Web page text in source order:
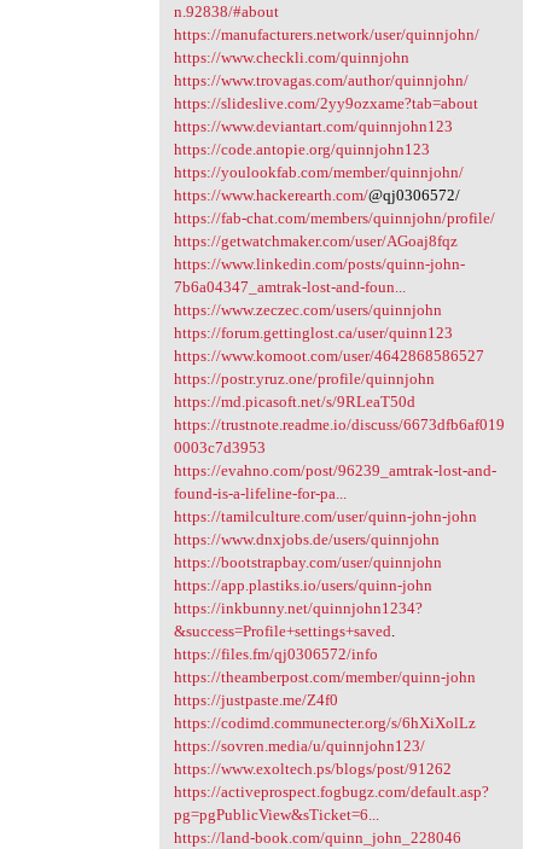
n.92838/#about
https://manufacturers.network/user/quinnjohn/
https://www.checkli.com/quinnjohn
https://www.trovagas.com/author/quinnjohn/
https://slideslive.com/2yy9ozxame?tab=about
https://www.deviantart.com/quinnjohn123
https://code.antopie.org/quinnjohn123
https://youlookfab.com/member/quinnjohn/
https://www.hackerearth.com/@qj0306572/
https://fab-chat.com/members/quinnjohn/profile/
https://getwatchmaker.com/user/AGoaj8fqz
https://www.linkedin.com/posts/quinn-john-
7b6a04347_amtrak-lost-and-foun...
https://www.zeczec.com/users/quinnjohn
https://forum.gettinglost.ca/user/quinn123
https://www.komoot.com/user/4642868586527
https://postr.yruz.one/profile/quinnjohn
https://md.picasoft.net/s/9RLeaT50d
https://trustnote.readme.io/discuss/6673dfb6af019
0003c7d3953
https://evahno.com/post/96239_amtrak-lost-and-
found-is-a-lifeline-for-pa...
https://tamilculture.com/user/quinn-john-john
https://www.dnxjobs.de/users/quinnjohn
https://bootstrapbay.com/user/quinnjohn
https://app.plastiks.io/users/quinn-john
https://inkbunny.net/quinnjohn1234?
&success=Profile+settings+saved
https://files.fm/qj0306572/info
https://theamberpost.com/member/quinn-john
https://justpaste.me/Z4f0
https://codimd.communecter.org/s/6hXiXolLz
https://sovren.media/u/quinnjohn123/
https://www.exoltech.ps/blogs/post/91262
https://activeprospect.fogbugz.com/default.asp?
pg=pgPublicView&sTicket=6...
https://land-book.com/quinn_john_228046